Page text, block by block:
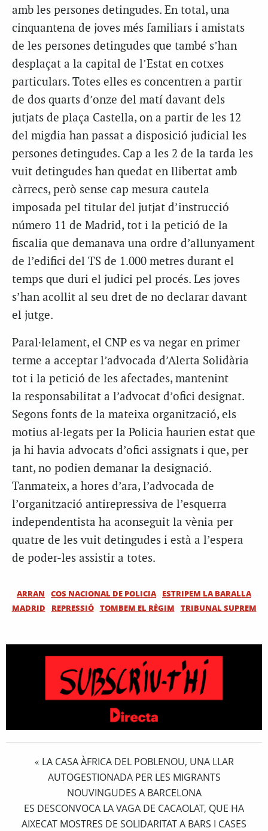
amb les persones detingudes. En total, una
cinquantena de joves més familiars i amistats
de les persones detingudes que també s’han
desplaçat a la capital de l’Estat en cotxes
particulars. Totes elles es concentren a partir
de dos quarts d’onze del matí davant dels
jutjats de plaça Castella, on a partir de les 12
del migdia han passat a disposició judicial les
persones detingudes. Cap a les 2 de la tarda les
vuit detingudes han quedat en llibertat amb
càrrecs, però sense cap mesura cautela
imposada pel titular del jutjat d’instrucció
número 11 de Madrid, tot i la petició de la
fiscalia que demanava una ordre d’allunyament
de l’edifici del TS de 1.000 metres durant el
temps que duri el judici pel procés. Les joves
s’han acollit al seu dret de no declarar davant
el jutge.
Paral·lelament, el CNP es va negar en primer
terme a acceptar l’advocada d’Alerta Solidària
tot i la petició de les afectades, mantenint
la responsabilitat a l’advocat d’ofici designat.
Segons fonts de la mateixa organització, els
motius al·legats per la Policia haurien estat que
ja hi havia advocats d’ofici assignats i que, per
tant, no podien demanar la designació.
Tanmateix, a hores d’ara, l’advocada de
l’organització antirepressiva de l’esquerra
independentista ha aconseguit la vènia per
quatre de les vuit detingudes i està a l’espera
de poder-les assistir a totes.
ARRAN COS NACIONAL DE POLICIA
ESTRIPEM LA BARALLA
MADRID
REPRESSIÓ TOMBEM EL RÈGIM TRIBUNAL SUPREM
« LA CASA ÀFRICA DEL POBLENOU, UNA LLAR
AUTOGESTIONADA PER LES MIGRANTS
NOUVINGUDES A BARCELONA
ES DESCONVOCA LA VAGA DE CACAOLAT, QUE HA
AIXECAT MOSTRES DE SOLIDARITAT A BARS I CASES